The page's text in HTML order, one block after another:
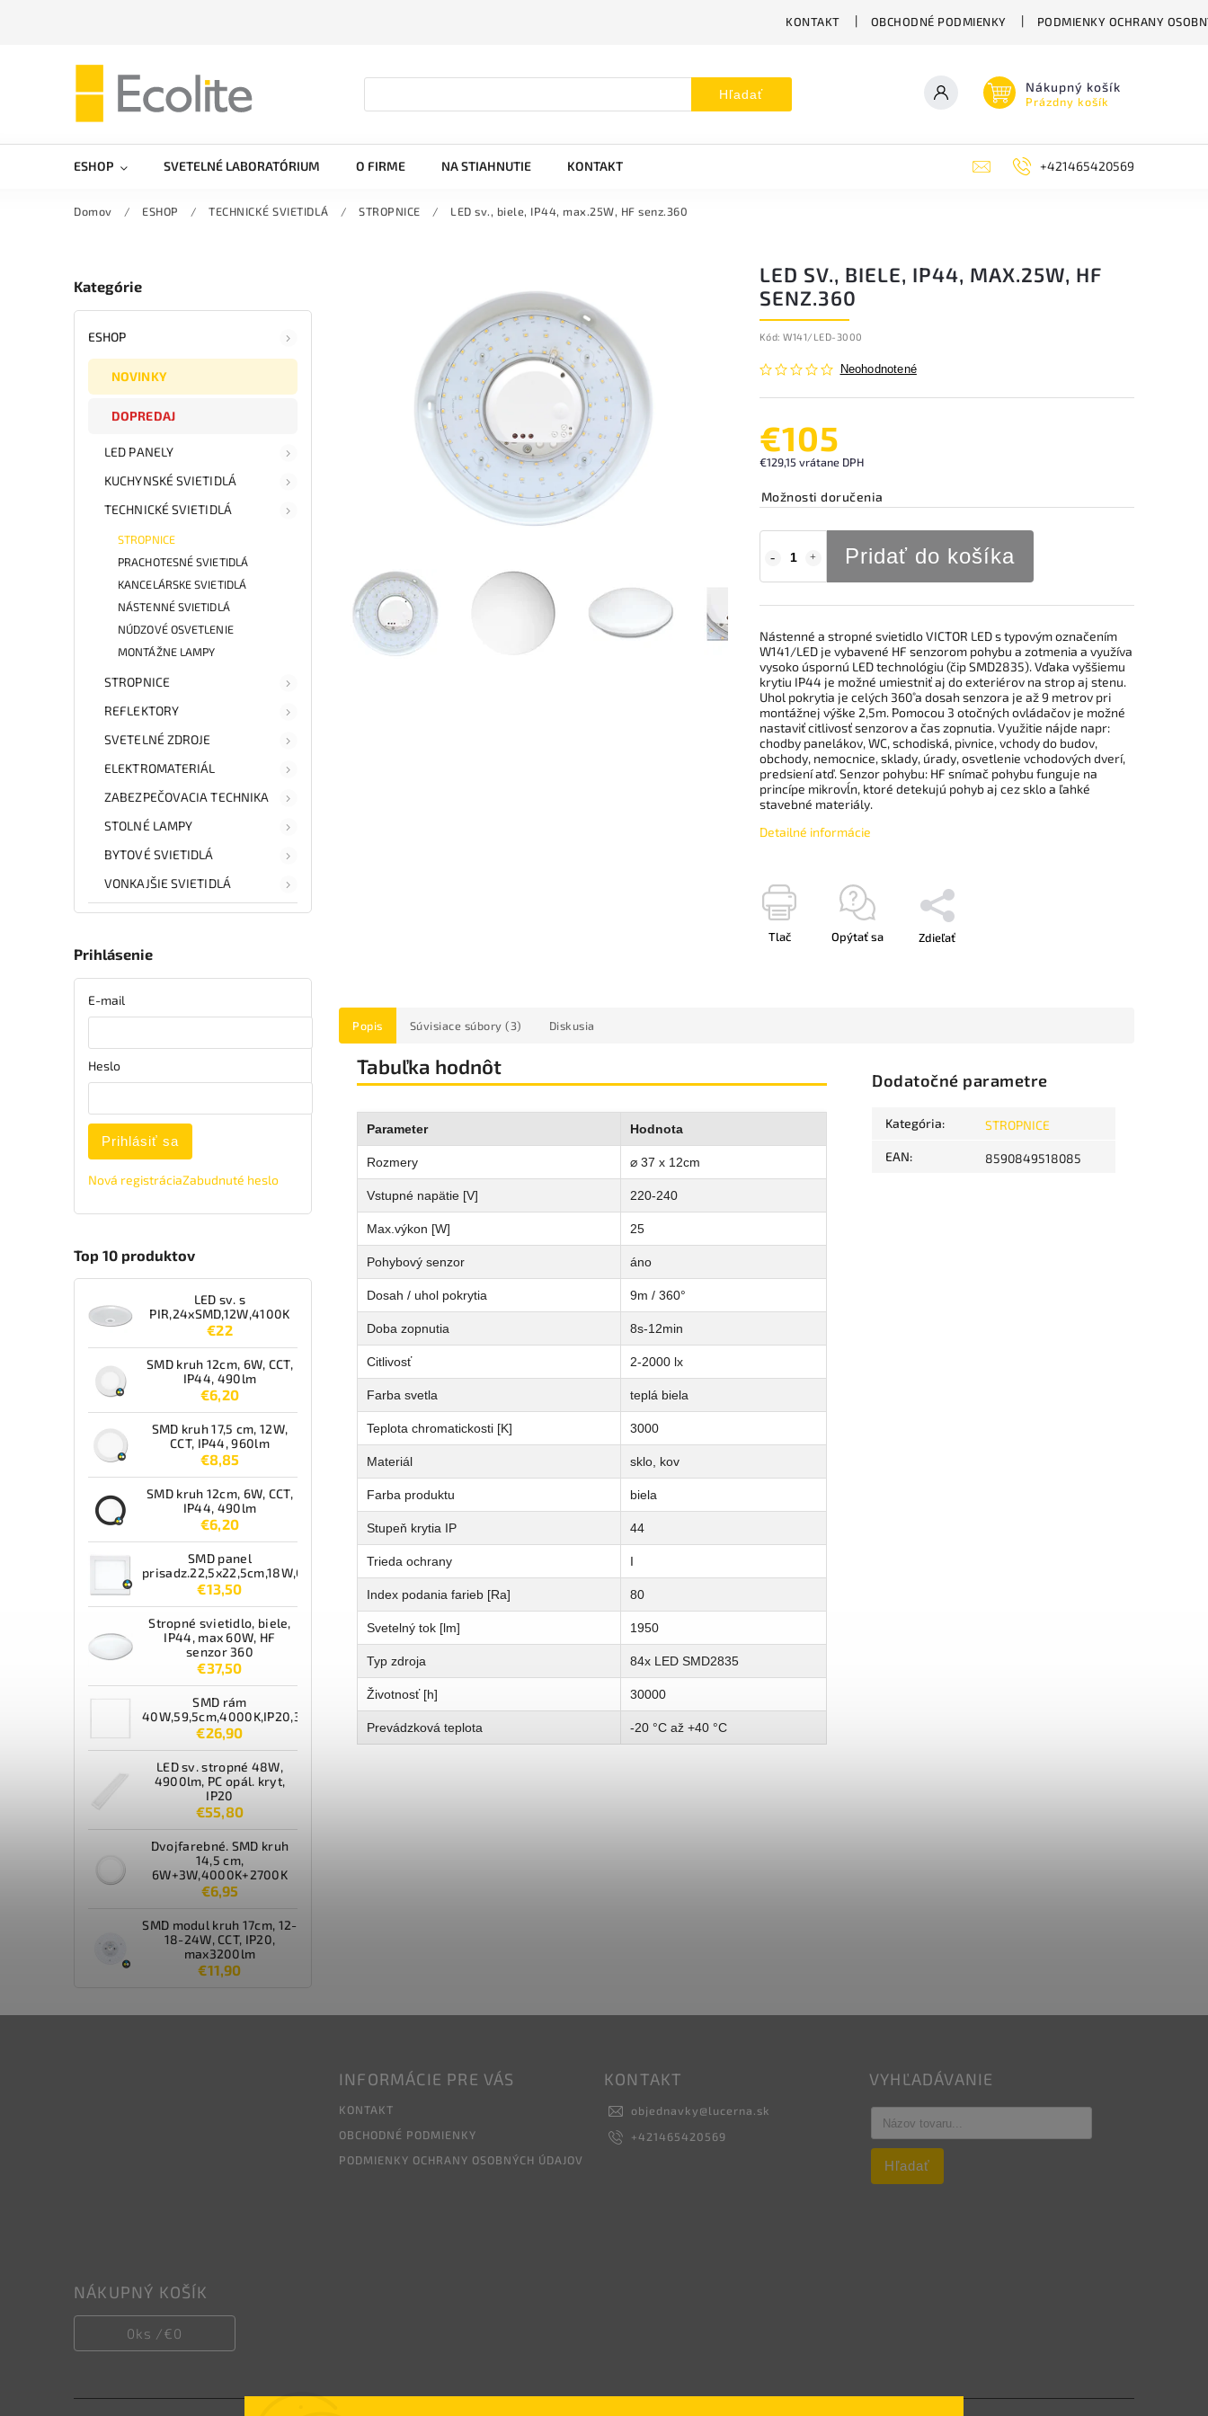
KONTAKT OBCHODNÉ PODMIENKY PODMIENKY OCHRANY
Hľadať Nákupný košík
Prázdny košík
ESHOP SVETELNÉ LABORATÓRIUM O FIRME NA STIAHNUTIE KONTAKT +421465420569
Domov / ESHOP / TECHNICKÉ SVIETIDLÁ / STROPNICE / LED sv., biele, IP44, max.25W, HF senz.360
Kategórie
ESHOP
NOVINKY
DOPREDAJ
LED PANELY
KUCHYNSKÉ SVIETIDLÁ
TECHNICKÉ SVIETIDLÁ
STROPNICE
PRACHOTESNÉ SVIETIDLÁ
KANCELÁRSKE SVIETIDLÁ
NÁSTENNÉ SVIETIDLÁ
NÚDZOVÉ OSVETLENIE
MONTÁŽNE LAMPY
STROPNICE
REFLEKTORY
SVETELNÉ ZDROJE
ELEKTROMATERIÁL
ZABEZPEČOVACIA TECHNIKA
STOLNÉ LAMPY
BYTOVÉ SVIETIDLÁ
VONKAJŠIE SVIETIDLÁ
Prihlásenie
E-mail
Heslo
Prihlásiť sa
Nová registráciaZabudnuté heslo
Top 10 produktov
LED sv. s
PIR,24xSMD,12W,4100K
€22
SMD kruh 12cm, 6W, CCT,
IP44, 490lm
€6,20
SMD kruh 17,5 cm, 12W,
CCT, IP44, 960lm
€8,85
SMD kruh 12cm, 6W, CCT,
IP44, 490lm
€6,20
SMD panel
prisadz.22,5x22,5cm,18W,CCT,IP44,1550lm
€13,50
Stropné svietidlo, biele,
IP44, max 60W, HF
senzor 360
€37,50
SMD rám
40W,59,5cm,4000K,IP20,3600lm,biely
€26,90
LED sv. stropné 48W,
4900lm, PC opál. kryt,
IP20
€55,80
Dvojfarebné. SMD kruh
14,5 cm,
6W+3W,4000K+2700K
€6,95
SMD modul kruh 17cm, 12-
18-24W, CCT, IP20,
max3200lm
€11,90
LED SV., BIELE, IP44, MAX.25W, HF
SENZ.360
Kód: W141/LED-3000
Neohodnotené
€105
€129,15 vrátane DPH
Možnosti doručenia
Pridať do košíka
Nástenné a stropné svietidlo VICTOR LED s typovým označením
W141/LED je vybavené HF senzorom pohybu a zotmenia a využíva
vysoko úspornú LED technológiu (čip SMD2835). Vďaka vyššiemu
krytiu IP44 je možné umiestniť aj do exteriérov na strop aj stenu.
Uhol pokrytia je celých 360˚ a dosah senzora je až 9 metrov pri
montážnej výške 2,5m. Pomocou 3 otočných ovládačov je možné
nastaviť citlivosť senzorov a čas zopnutia. Využitie nájde napr:
chodby panelákov, WC, schodiská, pivnice, vchody do budov,
obchody, nemocnice, sklady, úrady, osvetlenie vchodových dverí,
predsiení atď. Senzor pohybu: HF snímač pohybu funguje na
princípe mikrovĺn, ktoré detekujú pohyb aj cez sklo a ľahké
stavebné materiály.
Detailné informácie
Tlač Opýtať sa Zdieľať
Popis Súvisiace súbory (3) Diskusia
Tabuľka hodnôt
Parameter Hodnota
Rozmery ⌀ 37 x 12cm
Vstupné napätie [V] 220-240
Max.výkon [W] 25
Pohybový senzor áno
Dosah / uhol pokrytia 9m / 360°
Doba zopnutia 8s-12min
Citlivosť 2-2000 lx
Farba svetla teplá biela
Teplota chromatickosti [K] 3000
Materiál sklo, kov
Farba produktu biela
Stupeň krytia IP 44
Trieda ochrany I
Index podania farieb [Ra] 80
Svetelný tok [lm] 1950
Typ zdroja 84x LED SMD2835
Životnosť [h] 30000
Prevádzková teplota -20 °C až +40 °C
Dodatočné parametre
Kategória: STROPNICE
EAN: 8590849518085
INFORMÁCIE PRE VÁS
KONTAKT
OBCHODNÉ PODMIENKY
PODMIENKY OCHRANY OSOBNÝCH ÚDAJOV
KONTAKT
objednavky@lucerna.sk
+421465420569
VYHĽADÁVANIE
Hľadať
NÁKUPNÝ KOŠÍK
0ks /€0